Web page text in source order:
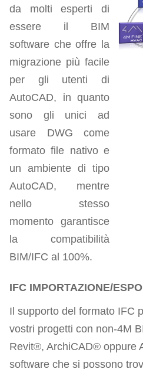
da molti esperti di
essere il BIM
software che offre la
migrazione più facile
per gli utenti di
AutoCAD, in quanto
sono gli unici ad
usare DWG come
formato file nativo e
un ambiente di tipo
AutoCAD, mentre
nello stesso
momento garantisce
la compatibilità
BIM/IFC al 100%.
IFC IMPORTAZIONE/
Il supporto del formato IFC
vostri progetti con non-4M
Revit®, ArchiCAD® oppure
software che si possono